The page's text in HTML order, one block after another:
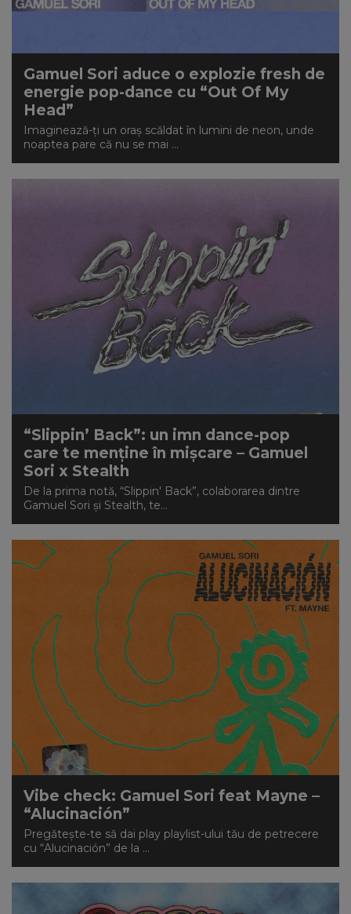
CONTUL MEU
Gamuel Sori aduce o explozie fresh de
energie pop-dance cu “Out Of My
Head”
Imaginează-ți un oraș scăldat în lumini de neon, unde
noaptea pare că nu se mai ...
“Slippin’ Back”: un imn dance-pop
care te menține în mișcare – Gamuel
Sori x Stealth
De la prima notă, “Slippin' Back”, colaborarea dintre
Gamuel Sori și Stealth, te...
Vibe check: Gamuel Sori feat Mayne –
“Alucinación”
Pregătește-te să dai play playlist-ului tău de petrecere
cu “Alucinación” de la ...